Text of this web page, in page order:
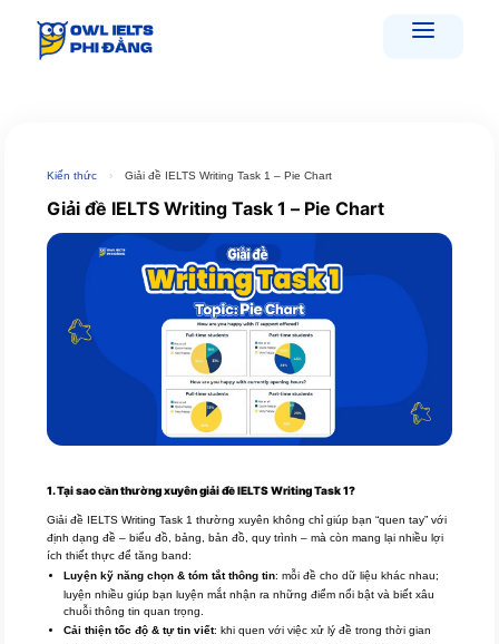
Kiến thức › Giải đề IELTS Writing Task 1 – Pie Chart
Giải đề IELTS Writing Task 1 – Pie Chart
1. Tại sao cần thường xuyên giải đề IELTS Writing Task 1?
Giải đề IELTS Writing Task 1 thường xuyên không chỉ giúp bạn “quen tay” với
định dạng đề – biểu đồ, bảng, bản đồ, quy trình – mà còn mang lại nhiều lợi
ích thiết thực để tăng band:
Luyện kỹ năng chọn & tóm tắt thông tin: mỗi đề cho dữ liệu khác nhau;
luyện nhiều giúp bạn luyện mắt nhận ra những điểm nổi bật và biết xâu
chuỗi thông tin quan trọng.
Cải thiện tốc độ & tự tin viết: khi quen với việc xử lý đề trong thời gian